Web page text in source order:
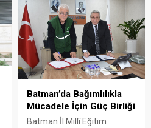
Batman’da Bağımlılıkla
Mücadele İçin Güç Birliği
Batman İl Millî Eğitim